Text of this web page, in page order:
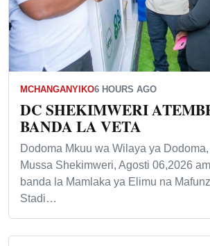
MCHANGANYIKO6 HOURS AGO
DC SHEKIMWERI
BANDA LA VETA
Dodoma Mkuu wa Wilaya ya
Mussa Shekimweri, Agosti 06,2026
banda la Mamlaka ya Elimu na
Stadi…